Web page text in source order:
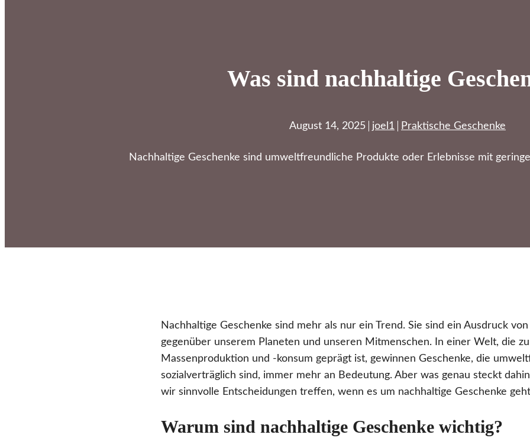
Was sind nachhaltige
August 14, 2025 joel1 Praktische Geschenke
Nachhaltige Geschenke sind umweltfreundliche Produkte oder Erlebnisse mit
Nachhaltige Geschenke sind mehr als nur ein Trend. Sie sind ein Ausdruck
gegenüber unserem Planeten und unseren Mitmenschen. In einer Welt, die
Massenproduktion und -konsum geprägt ist, gewinnen Geschenke, die
sozialverträglich sind, immer mehr an Bedeutung. Aber was genau steckt
wir sinnvolle Entscheidungen treffen, wenn es um nachhaltige Geschenke
Warum sind nachhaltige Geschenke wichtig?